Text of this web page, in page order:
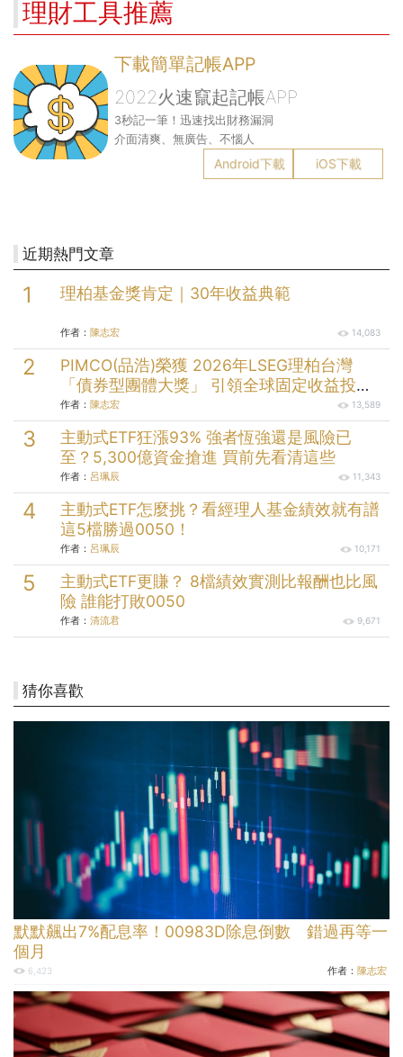
理財工具推薦
下載簡單記帳APP
2022火速竄起記帳APP
3秒記一筆！迅速找出財務漏洞
介面清爽、無廣告、不惱人
Android下載 iOS下載
近期熱門文章
理柏基金獎肯定｜30年收益典範
作者： 陳志宏 14,083
PIMCO(品浩)榮獲 2026年LSEG理柏台灣
「債券型團體大獎」 引領全球固定收益投資
逾半世紀的投資實力
作者： 陳志宏 13,589
主動式ETF狂漲93% 強者恆強還是風險已
至？5,300億資金搶進 買前先看清這些
作者： 呂珮辰 11,343
主動式ETF怎麼挑？看經理人基金績效就有譜
這5檔勝過0050！
作者： 呂珮辰 10,171
主動式ETF更賺？ 8檔績效實測比報酬也比風
險 誰能打敗0050
作者： 清流君 9,671
猜你喜歡
默默飆出7%配息率！00983D除息倒數 錯過再等一
個月
6,423 作者： 陳志宏